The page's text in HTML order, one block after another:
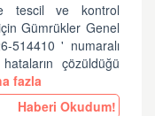
tescil ve kontrol
Gümrükler Genel
514410 ' numaralı
hataların çözüldüğü
fazla
Haberi Okudum!